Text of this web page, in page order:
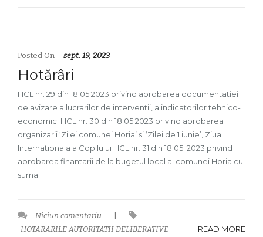
Posted On sept. 19, 2023
Hotărâri
HCL nr. 29 din 18.05.2023 privind aprobarea documentatiei
de avizare a lucrarilor de interventii, a indicatorilor tehnico-
economici HCL nr. 30 din 18.05.2023 privind aprobarea
organizarii ‘Zilei comunei Horia’ si ‘Zilei de 1 iunie’, Ziua
Internationala a Copilului HCL nr. 31 din 18.05. 2023 privind
aprobarea finantarii de la bugetul local al comunei Horia cu
suma
Niciun comentariu
HOTARARILE AUTORITATII DELIBERATIVE
READ MORE